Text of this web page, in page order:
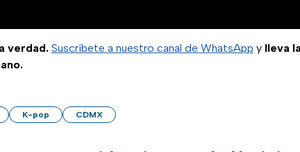
verdad. Suscríbete a nuestro canal de WhatsApp y lleva la
K-pop CDMX